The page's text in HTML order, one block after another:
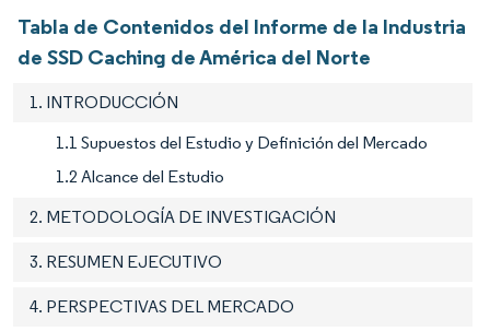
Tabla de Contenidos del Informe de la Industria
de SSD Caching de América del Norte
1. INTRODUCCIÓN
1.1 Supuestos del Estudio y Definición del Mercado
1.2 Alcance del Estudio
2. METODOLOGÍA DE INVESTIGACIÓN
3. RESUMEN EJECUTIVO
4. PERSPECTIVAS DEL MERCADO